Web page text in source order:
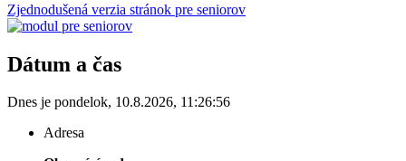
Zjednodušená verzia stránok pre seniorov
Dátum a čas
Dnes je pondelok, 10.8.2026, 11:26:56
Adresa